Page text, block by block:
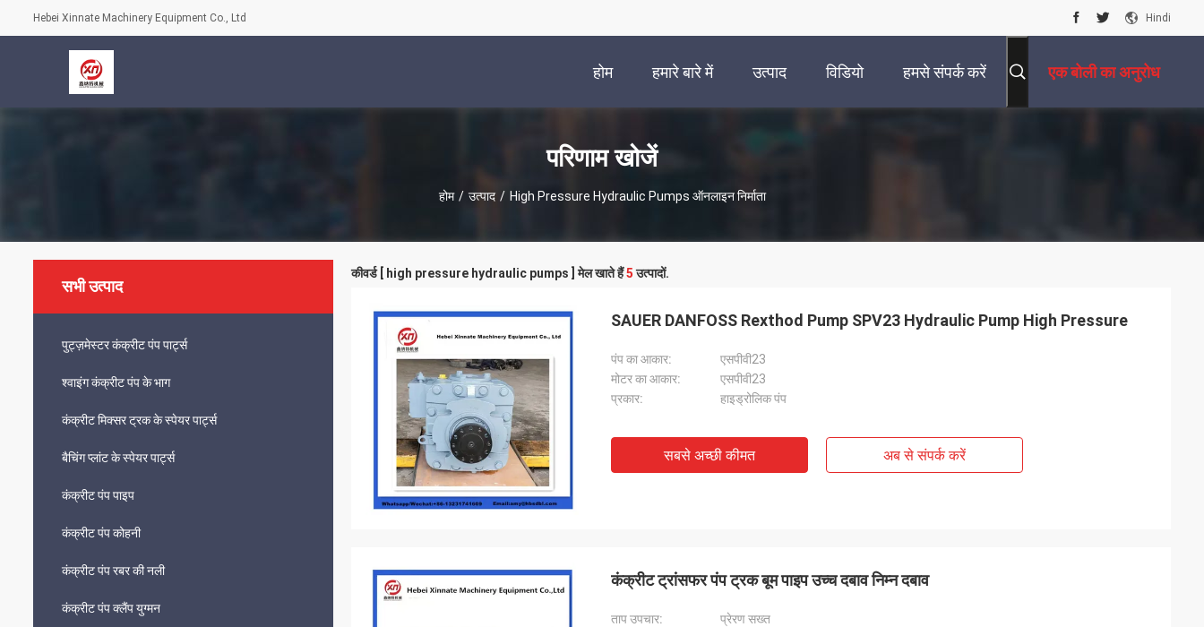
Hebei Xinnate Machinery Equipment Co., Ltd Hindi
होम हमारे बारे में उत्पाद विडियो हमसे संपर्क करें एक बोली का अनुरोध
परिणाम खोजें
होम / उत्पाद / High Pressure Hydraulic Pumps ऑनलाइन निर्माता
सभी उत्पाद
पुट्ज़मेस्टर कंक्रीट पंप पार्ट्स
श्वाइंग कंक्रीट पंप के भाग
कंक्रीट मिक्सर ट्रक के स्पेयर पार्ट्स
बैचिंग प्लांट के स्पेयर पार्ट्स
कंक्रीट पंप पाइप
कंक्रीट पंप कोहनी
कंक्रीट पंप रबर की नली
कंक्रीट पंप क्लैंप युग्मन
कीवर्ड [ high pressure hydraulic pumps ] मेल खाते हैं5उत्पादों.
SAUER DANFOSS Rexthod Pump SPV23 Hydraulic Pump High Pressure
पंप का आकार:
एसपीवी23
मोटर का आकार:
एसपीवी23
प्रकार:
हाइड्रोलिक पंप
सबसे अच्छी कीमत अब से संपर्क करें
कंक्रीट ट्रांसफर पंप ट्रक बूम पाइप उच्च दबाव निम्न दबाव
ताप उपचार:
प्रेरण सख्त